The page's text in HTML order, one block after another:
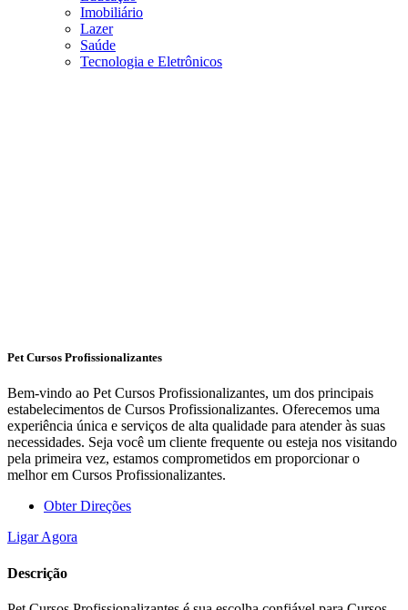
Imobiliário
Lazer
Saúde
Tecnologia e Eletrônicos
Pet Cursos Profissionalizantes
Bem-vindo ao Pet Cursos Profissionalizantes, um dos principais
estabelecimentos de Cursos Profissionalizantes. Oferecemos uma
experiência única e serviços de alta qualidade para atender às suas
necessidades. Seja você um cliente frequente ou esteja nos visitando
pela primeira vez, estamos comprometidos em proporcionar o
melhor em Cursos Profissionalizantes.
Obter Direções
Ligar Agora
Descrição